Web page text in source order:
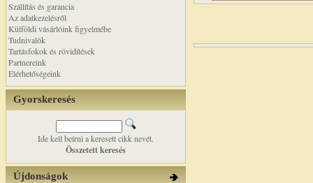
Szállítás és garancia
Az adatkezelésről
Külföldi vásárlóink figyelmébe
Tudnivalók
Tartásfokok és rövidítések
Partnereink
Elérhetőségeink
Gyorskeresés
Ide kell beírni a keresett cikk nevét.
Összetett keresés
Újdonságok